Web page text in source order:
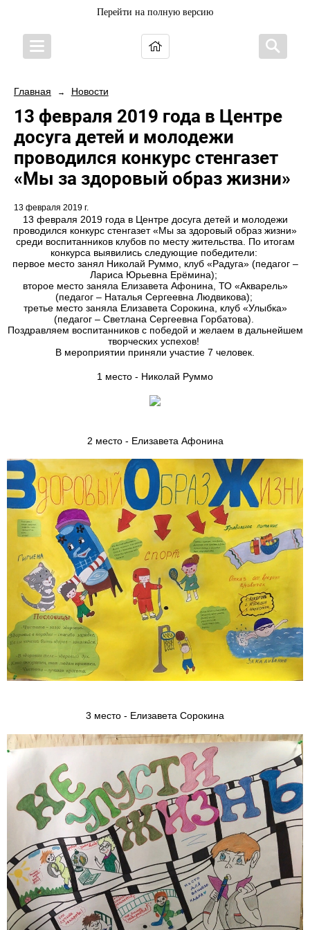
Перейти на полную версию
Главная → Новости
13 февраля 2019 года в Центре
досуга детей и молодежи
проводился конкурс стенгазет
«Мы за здоровый образ жизни»
13 февраля 2019 г.
13 февраля 2019 года в Центре досуга детей и молодежи
проводился конкурс стенгазет «Мы за здоровый образ жизни»
среди воспитанников клубов по месту жительства. По итогам
конкурса выявились следующие победители:
первое место занял Николай Руммо, клуб «Радуга» (педагог –
Лариса Юрьевна Ерёмина);
второе место заняла Елизавета Афонина, ТО «Акварель»
(педагог – Наталья Сергеевна Людвикова);
третье место заняла Елизавета Сорокина, клуб «Улыбка»
(педагог – Светлана Сергеевна Горбатова).
Поздравляем воспитанников с победой и желаем в дальнейшем
творческих успехов!
В мероприятии приняли участие 7 человек.
1 место - Николай Руммо
2 место - Елизавета Афонина
3 место - Елизавета Сорокина